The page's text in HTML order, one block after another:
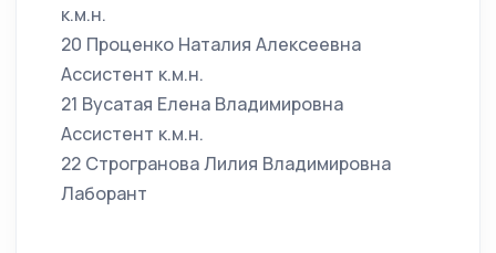
к.м.н.
20 Проценко Наталия Алексеевна
Ассистент к.м.н.
21 Вусатая Елена Владимировна
Ассистент к.м.н.
22 Строгранова Лилия Владимировна
Лаборант